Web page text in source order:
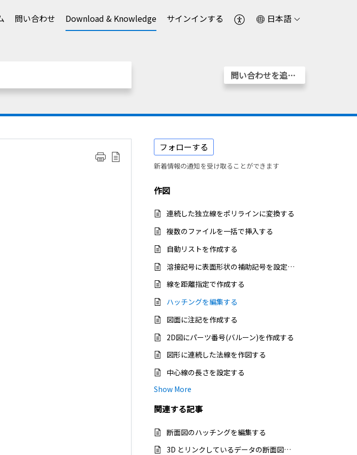
問い合わせ Download & Knowledge サインインする 日本語
問い合わせを追加する
フォローする
新着情報の通知を受け取ることができます
作図
連続した独立線をポリラインに変換する
複数のファイルを一括で挿入する
自動リストを作成する
溶接記号に表面形状の補助記号を設定する
線を距離指定で作成する
ハッチングを編集する
図面に注記を作成する
2D図にパーツ番号(バルーン)を作成する
図形に連続した法線を作図する
中心線の長さを設定する
Show More
関連する記事
断面図のハッチングを編集する
3D とリンクしているデータの断面図ハッチングを編集する